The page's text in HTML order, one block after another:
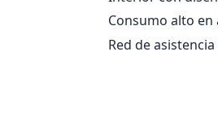
Consumo alto en
Red de